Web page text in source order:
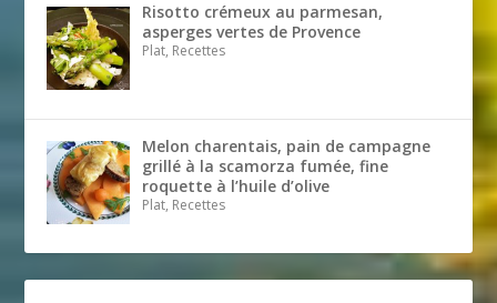
Risotto crémeux au parmesan,
asperges vertes de Provence
Plat, Recettes
Melon charentais, pain de campagne
grillé à la scamorza fumée, fine
roquette à l’huile d’olive
Plat, Recettes